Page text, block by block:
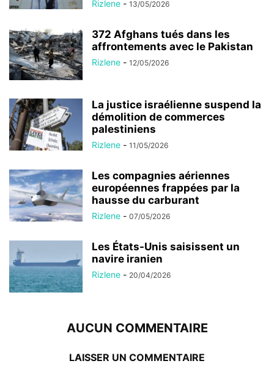
Rizlene - 13/05/2026
372 Afghans tués dans les
affrontements avec le Pakistan
Rizlene - 12/05/2026
La justice israélienne suspend la
démolition de commerces
palestiniens
Rizlene - 11/05/2026
Les compagnies aériennes
européennes frappées par la
hausse du carburant
Rizlene - 07/05/2026
Les États-Unis saisissent un
navire iranien
Rizlene - 20/04/2026
AUCUN COMMENTAIRE
LAISSER UN COMMENTAIRE